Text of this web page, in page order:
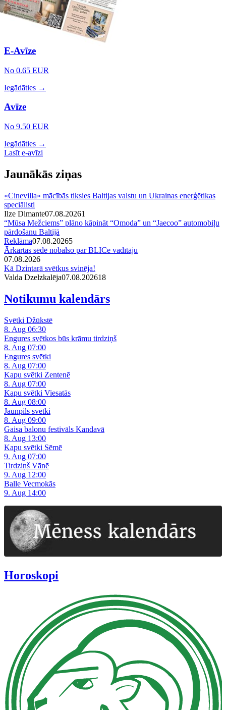
E-Avīze
No 0.65 EUR
Iegādāties →
Avīze
No 9.50 EUR
Iegādāties →
Lasīt e-avīzi
Jaunākās ziņas
«Cinevilla» mācībās tiksies Baltijas valstu un Ukrainas enerģētikas
speciālisti
Ilze Dimante07.08.20261
“Mūsa Mežciems” plāno kāpināt “Omoda” un “Jaecoo” automobiļu
pārdošanu Baltijā
Reklāma07.08.20265
Ārkārtas sēdē nobalso par BLICe vadītāju
07.08.2026
Kā Dzintarā svētkus svinēja!
Valda Dzelzkalēja07.08.202618
Notikumu kalendārs
Svētki Džūkstē
8. Aug 06:30
Engures svētkos būs krāmu tirdziņš
8. Aug 07:00
Engures svētki
8. Aug 07:00
Kapu svētki Zentenē
8. Aug 07:00
Kapu svētki Viesatās
8. Aug 08:00
Jaunpils svētki
8. Aug 09:00
Gaisa balonu festivāls Kandavā
8. Aug 13:00
Kapu svētki Sēmē
9. Aug 07:00
Tirdziņš Vānē
9. Aug 12:00
Balle Vecmokās
9. Aug 14:00
Horoskopi